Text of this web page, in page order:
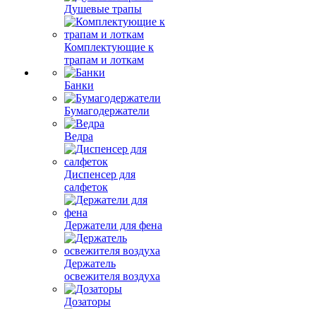
Душевые трапы
Комплектующие к
трапам и лоткам
Банки
Бумагодержатели
Ведра
Диспенсер для
салфеток
Держатели для фена
Держатель
освежителя воздуха
Дозаторы